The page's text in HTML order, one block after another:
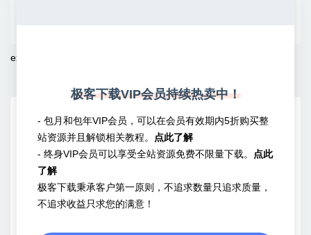
export_wp
极客下载VIP会员持续热卖中！
- 包月和包年VIP会员，可以在会员有效期内5折购买整
站资源并且解锁相关教程。
点此了解
- 终身VIP会员可以享受全站资源免费不限量下载。
点此
了解
极客下载秉承客户第一原则，不追求数量只追求质量，
不追求收益只求您的满意！